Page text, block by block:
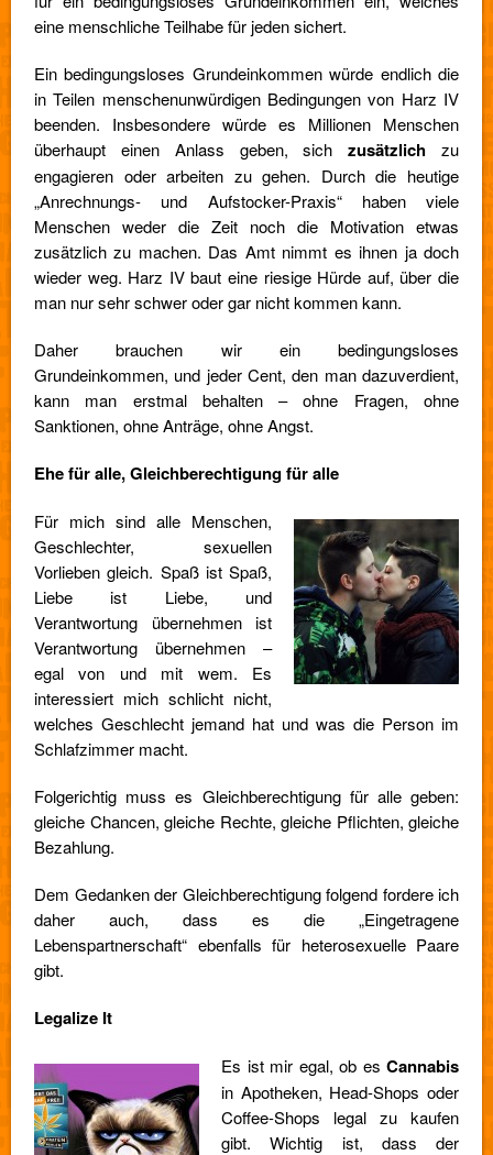
eine menschliche Teilhabe für jeden sichert.
Ein bedingungsloses Grundeinkommen würde endlich die
in Teilen menschenunwürdigen Bedingungen von Harz IV
beenden. Insbesondere würde es Millionen Menschen
überhaupt einen Anlass geben, sichzusätzlich zu
engagieren oder arbeiten zu gehen. Durch die heutige
„Anrechnungs- und Aufstocker-Praxis“ haben viele
Menschen weder die Zeit noch die Motivation etwas
zusätzlich zu machen. Das Amt nimmt es ihnen ja doch
wieder weg. Harz IV baut eine riesige Hürde auf, über die
man nur sehr schwer oder gar nicht kommen kann.
Daher brauchen wir ein bedingungsloses
Grundeinkommen, und jeder Cent, den man dazuverdient,
kann man erstmal behalten – ohne Fragen, ohne
Sanktionen, ohne Anträge, ohne Angst.
Ehe für alle, Gleichberechtigung für alle
Für mich sind alle Menschen,
Geschlechter, sexuellen
Vorlieben gleich. Spaß ist Spaß,
Liebe ist Liebe, und
Verantwortung übernehmen ist
Verantwortung übernehmen –
egal von und mit wem. Es
interessiert mich schlicht nicht,
welches Geschlecht jemand hat und was die Person im
Schlafzimmer macht.
Folgerichtig muss es Gleichberechtigung für alle geben:
gleiche Chancen, gleiche Rechte, gleiche Pflichten, gleiche
Bezahlung.
Dem Gedanken der Gleichberechtigung folgend fordere ich
daher auch, dass es die „Eingetragene
Lebenspartnerschaft“ ebenfalls für heterosexuelle Paare
gibt.
Legalize It
Es ist mir egal, ob es Cannabis
in Apotheken, Head-Shops oder
Coffee-Shops legal zu kaufen
gibt. Wichtig ist, dass der